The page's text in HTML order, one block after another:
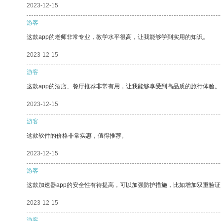
2023-12-15
游客
这款app的老师非常专业，教学水平很高，让我能够学到实用的知识。
2023-12-15
游客
这款app的酒店、餐厅推荐非常有用，让我能够享受到高品质的旅行体验。
2023-12-15
游客
这款软件的价格非常实惠，值得推荐。
2023-12-15
游客
这款加速器app的安全性有待提高，可以加强防护措施，比如增加双重验
2023-12-15